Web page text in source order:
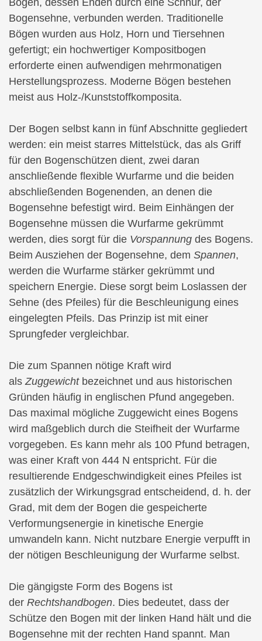
Bogen, dessen Enden durch eine Schnur, der
Bogensehne, verbunden werden. Traditionelle
Bögen wurden aus Holz, Horn und Tiersehnen
gefertigt; ein hochwertiger Kompositbogen
erforderte einen aufwendigen mehrmonatigen
Herstellungsprozess. Moderne Bögen bestehen
meist aus Holz-/Kunststoffkomposita.
Der Bogen selbst kann in fünf Abschnitte gegliedert
werden: ein meist starres Mittelstück, das als Griff
für den Bogenschützen dient, zwei daran
anschließende flexible Wurfarme und die beiden
abschließenden Bogenenden, an denen die
Bogensehne befestigt wird. Beim Einhängen der
Bogensehne müssen die Wurfarme gekrümmt
werden, dies sorgt für die Vorspannung des Bogens.
Beim Ausziehen der Bogensehne, dem Spannen,
werden die Wurfarme stärker gekrümmt und
speichern Energie. Diese sorgt beim Loslassen der
Sehne (des Pfeiles) für die Beschleunigung eines
eingelegten Pfeils. Das Prinzip ist mit einer
Sprungfeder vergleichbar.
Die zum Spannen nötige Kraft wird
alsZuggewichtbezeichnet und aus historischen
Gründen häufig in englischen Pfund angegeben.
Das maximal mögliche Zuggewicht eines Bogens
wird maßgeblich durch die Steifheit der Wurfarme
vorgegeben. Es kann mehr als 100 Pfund betragen,
was einer Kraft von 444 N entspricht. Für die
resultierende Endgeschwindigkeit eines Pfeiles ist
zusätzlich der Wirkungsgrad entscheidend, d. h. der
Grad, mit dem der Bogen die gespeicherte
Verformungsenergie in kinetische Energie
umwandeln kann. Nicht nutzbare Energie verpufft in
der nötigen Beschleunigung der Wurfarme selbst.
Die gängigste Form des Bogens ist
der Rechtshandbogen. Dies bedeutet, dass der
Schütze den Bogen mit der linken Hand hält und die
Bogensehne mit der rechten Hand spannt. Man